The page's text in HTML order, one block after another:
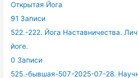
Открытая Йога
91 Записи
522.-222. Йога Наставничества.
йоге.
0 Записи
525.-бывшая-507-2025-07-28.